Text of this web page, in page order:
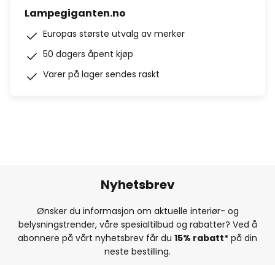
Lampegiganten.no
Europas største utvalg av merker
50 dagers åpent kjøp
Varer på lager sendes raskt
Nyhetsbrev
Ønsker du informasjon om aktuelle interiør- og
belysningstrender, våre spesialtilbud og rabatter? Ved å
abonnere på vårt nyhetsbrev får du 15% rabatt* på din
neste bestilling.